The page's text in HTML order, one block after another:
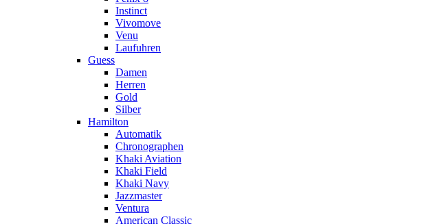
Instinct
Vivomove
Venu
Laufuhren
Guess
Damen
Herren
Gold
Silber
Hamilton
Automatik
Chronographen
Khaki Aviation
Khaki Field
Khaki Navy
Jazzmaster
Ventura
American Classic